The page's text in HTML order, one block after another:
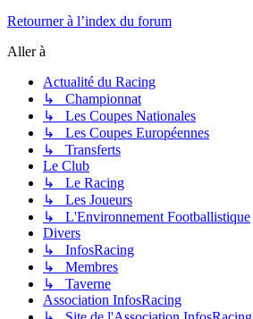
Retourner à l’index du forum
Aller à
Actualité du Racing
↳ Championnat
↳ Les Coupes Nationales
↳ Les Coupes Européennes
↳ Transferts
Le Club
↳ Le Racing
↳ Les Joueurs
↳ L'Environnement Footballistique
Divers
↳ InfosRacing
↳ Membres
↳ Taverne
Association InfosRacing